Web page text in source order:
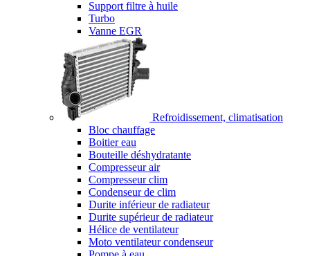
Support filtre à huile
Turbo
Vanne EGR
Refroidissement, climatisation
Bloc chauffage
Boitier eau
Bouteille déshydratante
Compresseur air
Compresseur clim
Condenseur de clim
Durite inférieur de radiateur
Durite supérieur de radiateur
Hélice de ventilateur
Moto ventilateur condenseur